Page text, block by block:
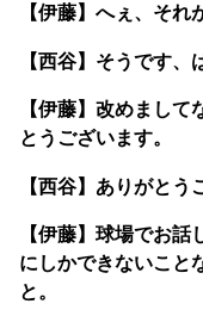
【伊藤】へぇ、それ
【西谷】そうです、
【伊藤】改めまし
とうございます。
【西谷】ありがとう
【伊藤】球場でお
にしかできないこと
と。